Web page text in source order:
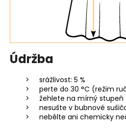
Údržba
srážlivost: 5 %
perte do 30 °C (režim
žehlete na mírný stupeň
nesušte v bubnové
nebělte ani chemicky